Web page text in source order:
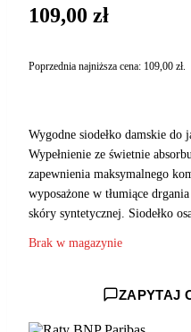
109,00 zł
Poprzednia najniższa cena: 109,00 zł.
Wygodne siodełko damskie
Wypełnienie ze świetnie
zapewnienia maksymalnego
wyposażone w tłumiące
skóry syntetycznej. Siodełko
Brak w magazynie
ZAPYTAJ